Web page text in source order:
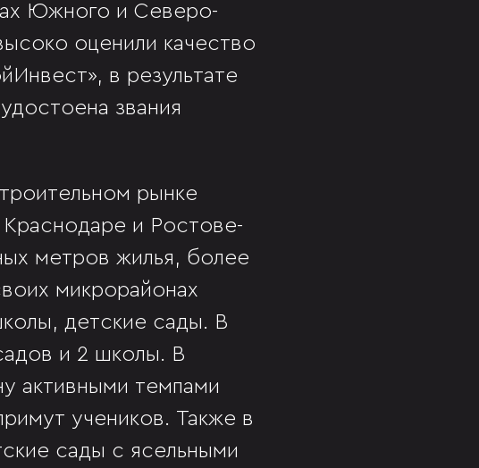
Южного и Северо-
оценили качество
в результате
звания
рынке
и Ростове-
метров жилья, более
микрорайонах
детские сады. В
и 2 школы. В
активными темпами
учеников. Также в
сады с ясельными